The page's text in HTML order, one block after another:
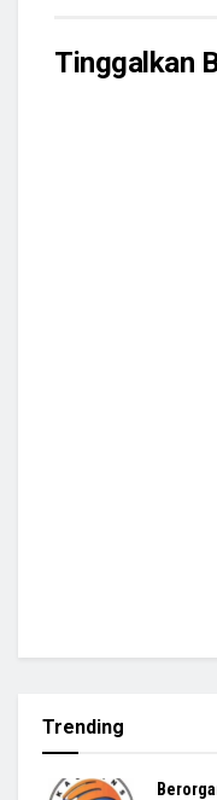
Tinggalkan
Trending